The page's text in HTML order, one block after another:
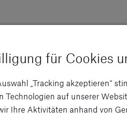
für Cookies
„Tracking akzeptieren“
Technologien auf unserer
Ihre Aktivitäten anhand von